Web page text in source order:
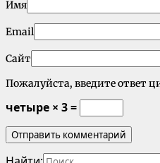
Имя
Email
Сайт
Пожалуйста, введите ответ
четыре × 3 =